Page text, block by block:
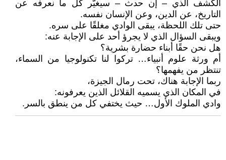
الكشف الذي – إن حدث – سيغيّر كل ما نعرفه عن
التاريخ، عن الدين، وعن الإنسان نفسه.
حتى تلك اللحظة، يبقى الوادي مغلقًا على سره.
ويبقى السؤال الذي لا يجرؤ أحد على الإجابة عنه:
هل نحن حقًا أبناء حضارة بشرية؟
أم ورثة علوم أنبياء… تركوا لنا تكنولوجيا من السماء،
تنتظر من يفهمها؟
ربما الإجابة هناك، تحت رمال الجيزة،
في المكان الذي يسميه القلائل الذين يعرفونه:
وادي الملوك الأول… حيث يختفي كل من ينطق بالسر.